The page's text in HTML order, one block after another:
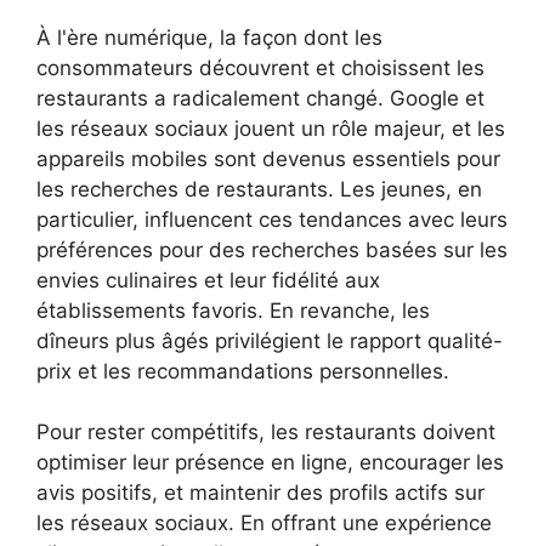
À l'ère numérique, la façon dont les
consommateurs découvrent et choisissent les
restaurants a radicalement changé. Google et
les réseaux sociaux jouent un rôle majeur, et les
appareils mobiles sont devenus essentiels pour
les recherches de restaurants. Les jeunes, en
particulier, influencent ces tendances avec leurs
préférences pour des recherches basées sur les
envies culinaires et leur fidélité aux
établissements favoris. En revanche, les
dîneurs plus âgés privilégient le rapport qualité-
prix et les recommandations personnelles.
Pour rester compétitifs, les restaurants doivent
optimiser leur présence en ligne, encourager les
avis positifs, et maintenir des profils actifs sur
les réseaux sociaux. En offrant une expérience